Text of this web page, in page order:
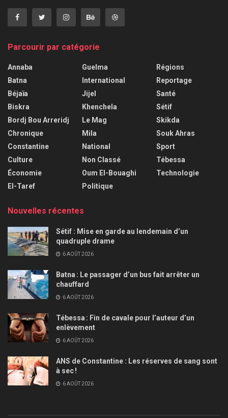
Parcourir par catégorie
Annaba
Batna
Béjaïa
Biskra
Bordj Bou Arreridj
Chronique
Constantine
Culture
Économie
El-Taref
Guelma
International
Jijel
Khenchela
Le Mag
Mila
National
Non Classé
Oum El-Bouaghi
Politique
Régions
Reportage
Santé
Sétif
Skikda
Souk Ahras
Sport
Tébessa
Technologie
Nouvelles récentes
Sétif : Mise en garde au lendemain d’un
quadruple drame
6 AOÛT 2026
Batna : Le passager d’un bus fait arrêter un
chauffard
6 AOÛT 2026
Tébessa : Fin de cavale pour l’auteur d’un
enlèvement
6 AOÛT 2026
ANS de Constantine : Les réserves de sang sont
à sec !
6 AOÛT 2026